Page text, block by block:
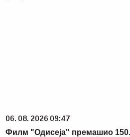
06. 08. 2026 09:47
Филм "Одисеја" премашио